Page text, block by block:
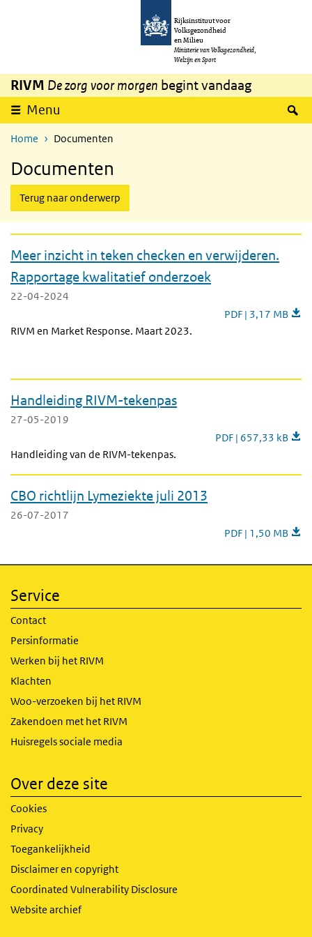
Overslaan en naar de inhoud gaan
Rijksinstituut voor
Volksgezondheid
en Milieu
Ministerie van Volksgezondheid,
Welzijn en Sport
RIVM De zorg voor morgen begint vandaag
Menu
Home Documenten
Documenten
Terug naar onderwerp
Meer inzicht in teken checken en verwijderen.
Rapportage kwalitatief onderzoek
22-04-2024
Meer inzicht in
PDF | 3,17 MB
RIVM en Market Response. Maart 2023.
Handleiding RIVM-tekenpas
27-05-2019
Handleiding RIVM-
PDF | 657,33 kB
Handleiding van de RIVM-tekenpas.
CBO richtlijn Lymeziekte juli 2013
26-07-2017
CBO richtlijn
PDF | 1,50 MB
Service
Contact
Persinformatie
Werken bij het RIVM
Klachten
Woo-verzoeken bij het RIVM
Zakendoen met het RIVM
Huisregels sociale media
Over deze site
Cookies
Privacy
Toegankelijkheid
Disclaimer en copyright
Coordinated Vulnerability Disclosure
Website archief